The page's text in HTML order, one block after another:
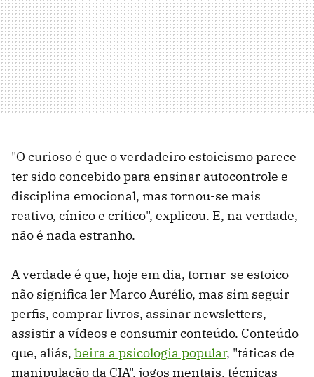
"O curioso é que o verdadeiro estoicismo parece
ter sido concebido para ensinar autocontrole e
disciplina emocional, mas tornou-se mais
reativo, cínico e crítico", explicou. E, na verdade,
não é nada estranho.
A verdade é que, hoje em dia, tornar-se estoico
não significa ler Marco Aurélio, mas sim seguir
perfis, comprar livros, assinar newsletters,
assistir a vídeos e consumir conteúdo. Conteúdo
que, aliás, beira a psicologia popular, "táticas de
manipulação da CIA", jogos mentais, técnicas